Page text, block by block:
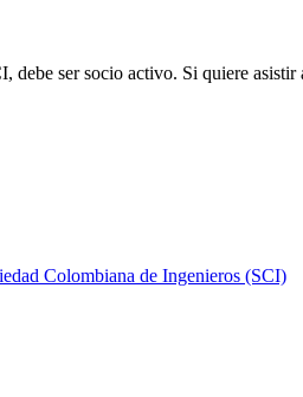
debe ser socio activo. Si quiere
Colombiana de Ingenieros (SCI)